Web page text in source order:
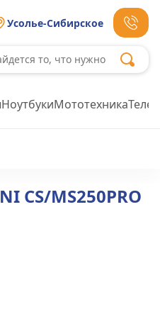
Усолье-Сибирское
НоутбукиМототехника
CS/MS250PRO